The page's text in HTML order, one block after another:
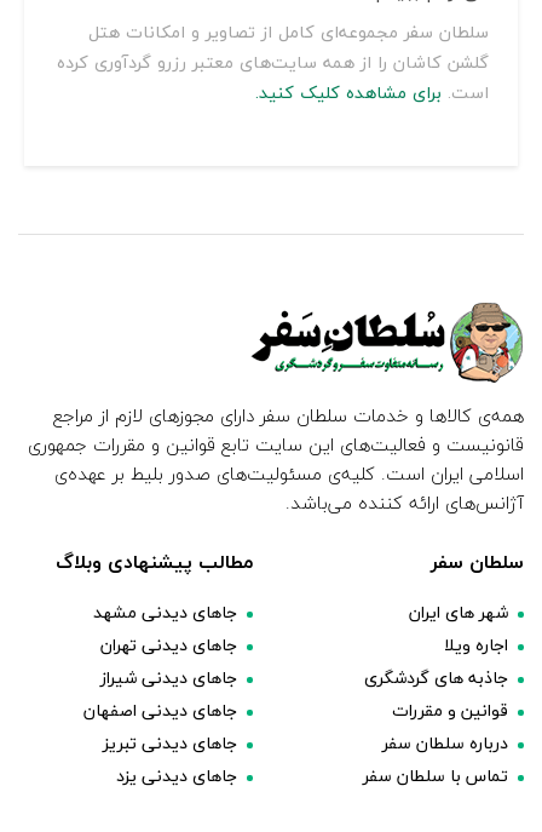
سلطان سفر مجموعه‌ای کامل از تصاویر و امکانات هتل
گلشن کاشان را از همه سایت‌های معتبر رزرو گردآوری کرده
است. برای مشاهده کلیک کنید.
همه‌ی کالاها و خدمات سلطان سفر دارای مجوزهای لازم از مراجع
قانونیست و فعالیت‌های این سایت تابع قوانین و مقررات جمهوری
اسلامی ایران است. کلیه‌ی مسئولیت‌های صدور بلیط بر عهده‌ی
آژانس‌های ارائه کننده می‌باشد.
سلطان سفر
شهر های ایران
اجاره ویلا
جاذبه های گردشگری
قوانین و مقررات
درباره سلطان سفر
تماس با سلطان سفر
مطالب پیشنهادی وبلاگ
جاهای دیدنی مشهد
جاهای دیدنی تهران
جاهای دیدنی شیراز
جاهای دیدنی اصفهان
جاهای دیدنی تبریز
جاهای دیدنی یزد